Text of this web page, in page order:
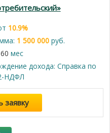
10.9%
1 500 000руб.
60 мес
дохода: Справка по
НДФЛ